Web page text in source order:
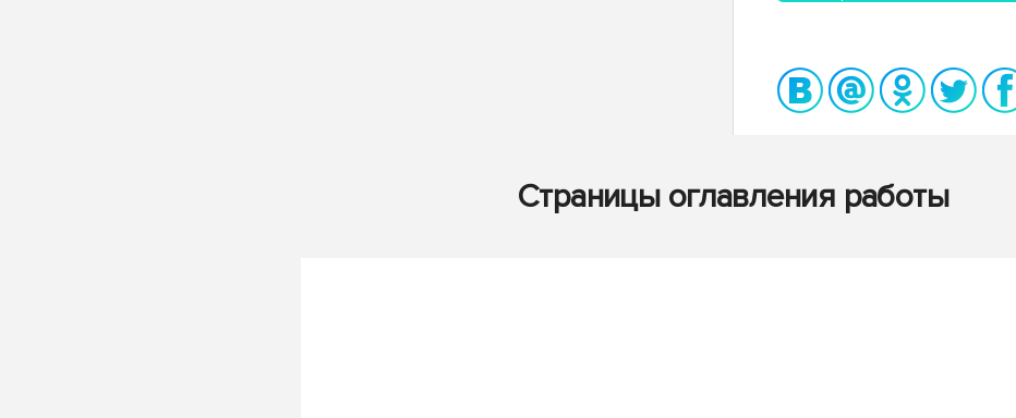
Страницы оглавления работы